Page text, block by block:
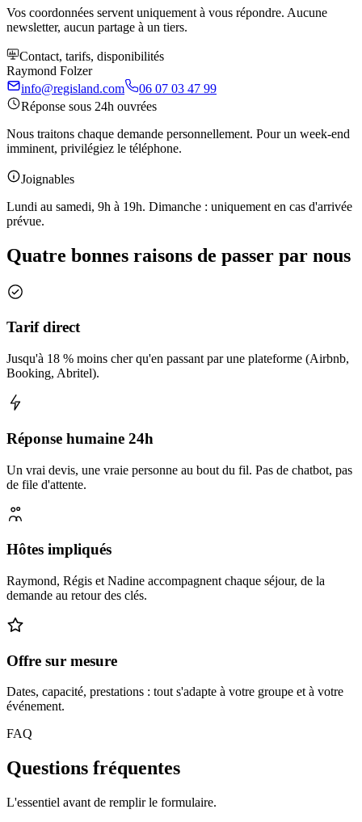
Vos coordonnées servent uniquement à vous répondre. Aucune
newsletter, aucun partage à un tiers.
Contact, tarifs, disponibilités
Raymond Folzer
info@regisland.com
06 07 03 47 99
Réponse sous 24h ouvrées
Nous traitons chaque demande personnellement. Pour un week-end
imminent, privilégiez le téléphone.
Joignables
Lundi au samedi, 9h à 19h. Dimanche : uniquement en cas d'arrivée
prévue.
Quatre bonnes raisons de passer par nous
Tarif direct
Jusqu'à 18 % moins cher qu'en passant par une plateforme (Airbnb,
Booking, Abritel).
Réponse humaine 24h
Un vrai devis, une vraie personne au bout du fil. Pas de chatbot, pas
de file d'attente.
Hôtes impliqués
Raymond, Régis et Nadine accompagnent chaque séjour, de la
demande au retour des clés.
Offre sur mesure
Dates, capacité, prestations : tout s'adapte à votre groupe et à votre
événement.
FAQ
Questions fréquentes
L'essentiel avant de remplir le formulaire.